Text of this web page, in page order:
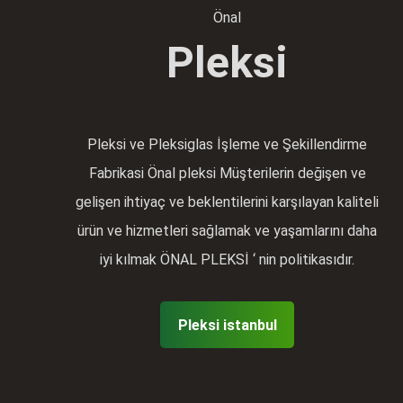
Önal
Pleksi
Pleksi ve Pleksiglas İşleme ve Şekillendirme
Fabrikasi Önal pleksi Müşterilerin değişen ve
gelişen ihtiyaç ve beklentilerini karşılayan kaliteli
ürün ve hizmetleri sağlamak ve yaşamlarını daha
iyi kılmak ÖNAL PLEKSİ ‘ nin politikasıdır.
Pleksi istanbul